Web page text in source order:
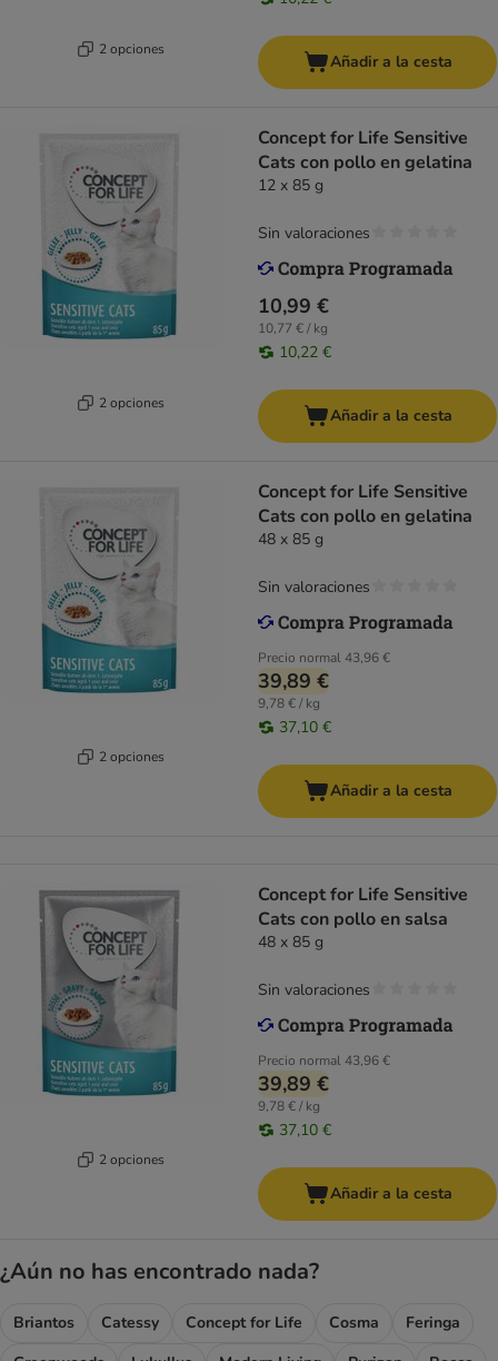
2 opciones
Añadir a la cesta
2 opciones
Concept for Life Sensitive
Cats con pollo en gelatina
12 x 85 g
10,99 €
10,77 € / kg
10,22 €
Sin valoraciones
Añadir a la cesta
2 opciones
Concept for Life Sensitive
Cats con pollo en gelatina
48 x 85 g
Precio normal43,96 €
39,89 €
9,78 € / kg
37,10 €
Sin valoraciones
Añadir a la cesta
2 opciones
Concept for Life Sensitive
Cats con pollo en salsa
48 x 85 g
Precio normal43,96 €
39,89 €
9,78 € / kg
37,10 €
Sin valoraciones
Añadir a la cesta
¿Aún no has encontrado nada?
Briantos Catessy Concept for Life Cosma
Feringa